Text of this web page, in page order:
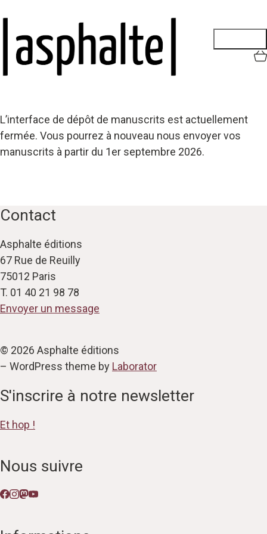
L’interface de dépôt de manuscrits est actuellement
fermée. Vous pourrez à nouveau nous envoyer vos
manuscrits à partir du 1er septembre 2026.
Contact
Asphalte éditions
67 Rue de Reuilly
75012 Paris
T. 01 40 21 98 78
Envoyer un message
© 2026 Asphalte éditions
– WordPress theme by Laborator
S'inscrire à notre newsletter
Et hop !
Nous suivre